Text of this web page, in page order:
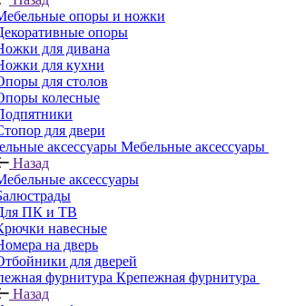
опоры и ножки
опоры
для дивана
для кухни
для столов
колесные
для двери
Мебельные аксессуары
Назад
аксессуары
ПК и ТВ
навесные
на дверь
для дверей
Крепежная фурнитура
Назад